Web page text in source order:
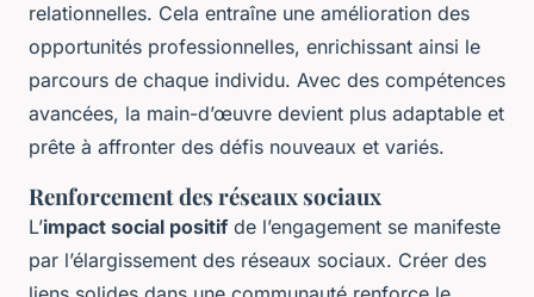
relationnelles. Cela entraîne une amélioration des
opportunités professionnelles, enrichissant ainsi le
parcours de chaque individu. Avec des compétences
avancées, la main-d’œuvre devient plus adaptable et
prête à affronter des défis nouveaux et variés.
Renforcement des réseaux sociaux
L’impact social positif de l’engagement se manifeste
par l’élargissement des réseaux sociaux. Créer des